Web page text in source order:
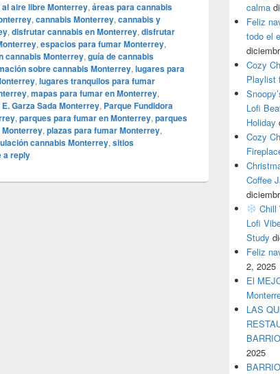
aire libre Monterrey, áreas para cannabis
, cannabis Monterrey, cannabis y
, disfrutar cannabis en Monterrey, disfrutar
, espacios para fumar Monterrey,
cannabis Monterrey, guía de cannabis
sobre cannabis Monterrey, lugares para
, lugares tranquilos para fumar
, mapas para fumar en Monterrey,
Garza Sada Monterrey, Parque Fundidora
, parques para fumar en Monterrey, parques
Monterrey, plazas para fumar Monterrey,
cannabis Monterrey, sitios
a reply
calma
Feliz
todo el
Cozy
Playlist
Lofi
Holiday
Cozy
Coffee
Chill
Lofi
Study
Feliz
2, 2025
El
LAS
2025